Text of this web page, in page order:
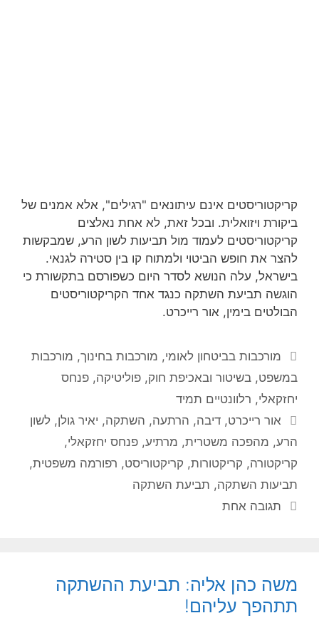
קריקטוריסטים אינם עיתונאים "רגילים", אלא אמנים של
ביקורת ויזואלית. ובכל זאת, לא אחת נאלצים
קריקטוריסטים לעמוד מול תביעות לשון הרע, שמבקשות
להצר את חופש הביטוי ולמתוח קו בין סטירה לגנאי.
בישראל, עלה הנושא לסדר היום כשפורסם בתקשורת כי
הוגשה תביעת השתקה כנגד אחד הקריקטוריסטים
הבולטים בימין, אור רייכרט.
קטגוריות
מורכבות בביטחון לאומי, מורכבות בחינוך, מורכבות
במשפט, בשיטור ובאכיפת חוק, פוליטיקה, פנחס
יחזקאלי, רלוונטיים תמיד
תגיות
אור רייכרט,דיבה, הרתעה, השתקה, יאיר גולן, לשון
הרע, מהפכה משטרית, מרתיע, פנחס יחזקאלי,
קריקטורה, קריקטורות, קריקטוריסט, רפורמה משפטית,
תביעות השתקה, תביעת השתקה
תגובה אחת
משה כהן אליה: תביעת ההשתקה
תתהפך עליהם!